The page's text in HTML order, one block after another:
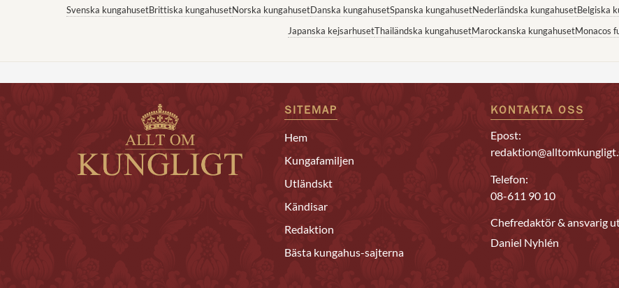
Svenska kungahusetBrittiska kungahusetNorska kungahusetDanska kungahusetSpanska kungahusetNederländska kungahusetBelgiska
Japanska kejsarhusetThailändska kungahusetMarockanska kungahusetMonacos
SITEMAP
Hem
Kungafamiljen
Utländskt
Kändisar
Redaktion
Bästa kungahus-sajterna
KONTAKTA OSS
Epost:
Telefon:
08-611 90 10
Chefredaktör & ansvarig
Daniel Nyhlén